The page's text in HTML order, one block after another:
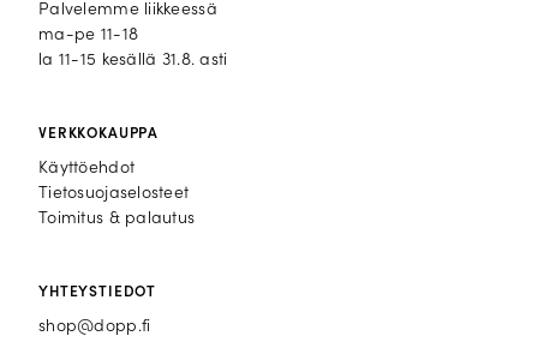
Palvelemme liikkeessä
ma-pe 11-18
la 11-15 kesällä 31.8. asti
VERKKOKAUPPA
Käyttöehdot
Tietosuojaselosteet
Toimitus & palautus
YHTEYSTIEDOT
shop@dopp.fi